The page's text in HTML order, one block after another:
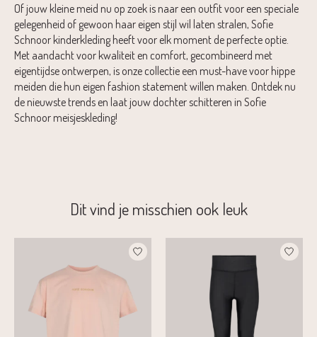
Of jouw kleine meid nu op zoek is naar een outfit voor een speciale
gelegenheid of gewoon haar eigen stijl wil laten stralen, Sofie
Schnoor kinderkleding heeft voor elk moment de perfecte optie.
Met aandacht voor kwaliteit en comfort, gecombineerd met
eigentijdse ontwerpen, is onze collectie een must-have voor hippe
meiden die hun eigen fashion statement willen maken. Ontdek nu
de nieuwste trends en laat jouw dochter schitteren in Sofie
Schnoor meisjeskleding!
Dit vind je misschien ook leuk
Items van productcarrousel